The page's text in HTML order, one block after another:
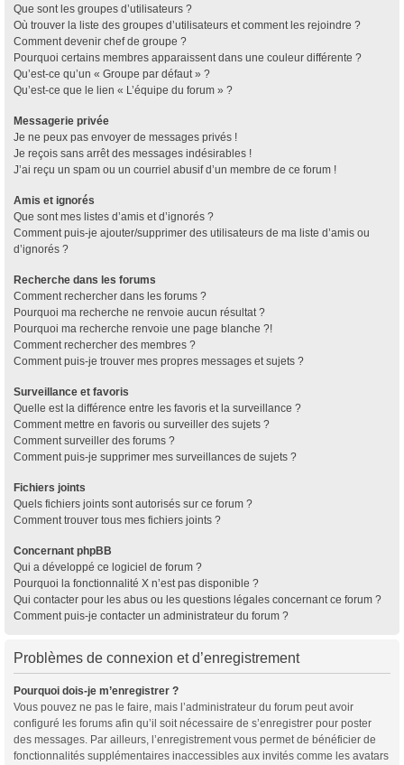
Que sont les groupes d’utilisateurs ?
Où trouver la liste des groupes d’utilisateurs et comment les rejoindre ?
Comment devenir chef de groupe ?
Pourquoi certains membres apparaissent dans une couleur différente ?
Qu’est-ce qu’un « Groupe par défaut » ?
Qu’est-ce que le lien « L’équipe du forum » ?
Messagerie privée
Je ne peux pas envoyer de messages privés !
Je reçois sans arrêt des messages indésirables !
J’ai reçu un spam ou un courriel abusif d’un membre de ce forum !
Amis et ignorés
Que sont mes listes d’amis et d’ignorés ?
Comment puis-je ajouter/supprimer des utilisateurs de ma liste d’amis ou
d’ignorés ?
Recherche dans les forums
Comment rechercher dans les forums ?
Pourquoi ma recherche ne renvoie aucun résultat ?
Pourquoi ma recherche renvoie une page blanche ?!
Comment rechercher des membres ?
Comment puis-je trouver mes propres messages et sujets ?
Surveillance et favoris
Quelle est la différence entre les favoris et la surveillance ?
Comment mettre en favoris ou surveiller des sujets ?
Comment surveiller des forums ?
Comment puis-je supprimer mes surveillances de sujets ?
Fichiers joints
Quels fichiers joints sont autorisés sur ce forum ?
Comment trouver tous mes fichiers joints ?
Concernant phpBB
Qui a développé ce logiciel de forum ?
Pourquoi la fonctionnalité X n’est pas disponible ?
Qui contacter pour les abus ou les questions légales concernant ce forum ?
Comment puis-je contacter un administrateur du forum ?
Problèmes de connexion et d’enregistrement
Pourquoi dois-je m’enregistrer ?
Vous pouvez ne pas le faire, mais l’administrateur du forum peut avoir
configuré les forums afin qu’il soit nécessaire de s’enregistrer pour poster
des messages. Par ailleurs, l’enregistrement vous permet de bénéficier de
fonctionnalités supplémentaires inaccessibles aux invités comme les avatars